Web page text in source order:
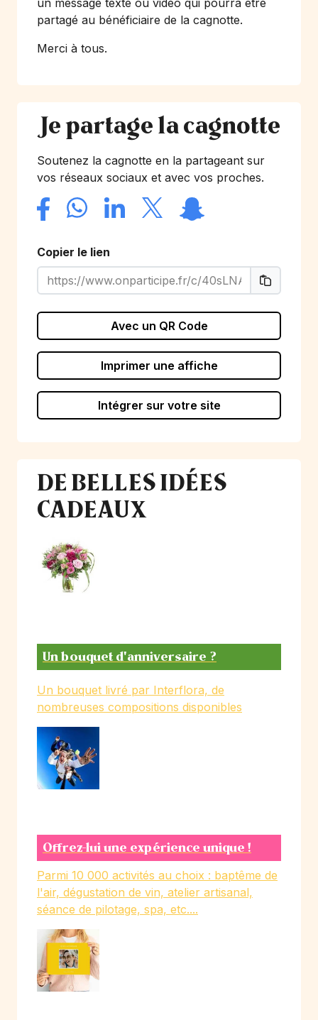
un message texte ou vidéo qui pourra être
partagé au bénéficiaire de la cagnotte.
Merci à tous.
Je partage la cagnotte
Soutenez la cagnotte en la partageant sur
vos réseaux sociaux et avec vos proches.
Copier le lien
Avec un QR Code
Imprimer une affiche
Intégrer sur votre site
DE BELLES IDÉES
CADEAUX
Un bouquet d'anniversaire ?
Un bouquet livré par Interflora, de
nombreuses compositions disponibles
Offrez-lui une expérience unique !
Parmi 10 000 activités au choix : baptême de
l'air, dégustation de vin, atelier artisanal,
séance de pilotage, spa, etc....